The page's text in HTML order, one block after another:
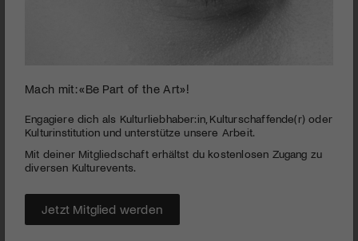
seconds
minutes,
seconds
Zell:stoff | Draussen die Stadt
PUBLIZIERT AM 11. FEBRUAR 2014
Panikattacken! Was passiert mit uns, wenn Angst plötzlich die
Kontrolle über unser Leben übernimmt? «Draussen die Stadt»,
Kammerspiel.
MEHR
Mach mit: «Be Part of the Art»!
Engagiere dich als Kulturliebhaber:in, Kulturschaffende(r) oder
Kulturinstitution und unterstütze unsere Arbeit.
Mit deiner Mitgliedschaft erhältst du kostenlosen Zugang zu
diversen Kulturevents.
Jetzt Mitglied werden